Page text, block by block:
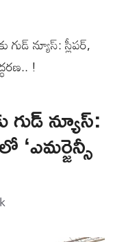
న్యూస్: స్లీపర్,
!
న్యూస్:
‘ఎమర్జెన్సీ